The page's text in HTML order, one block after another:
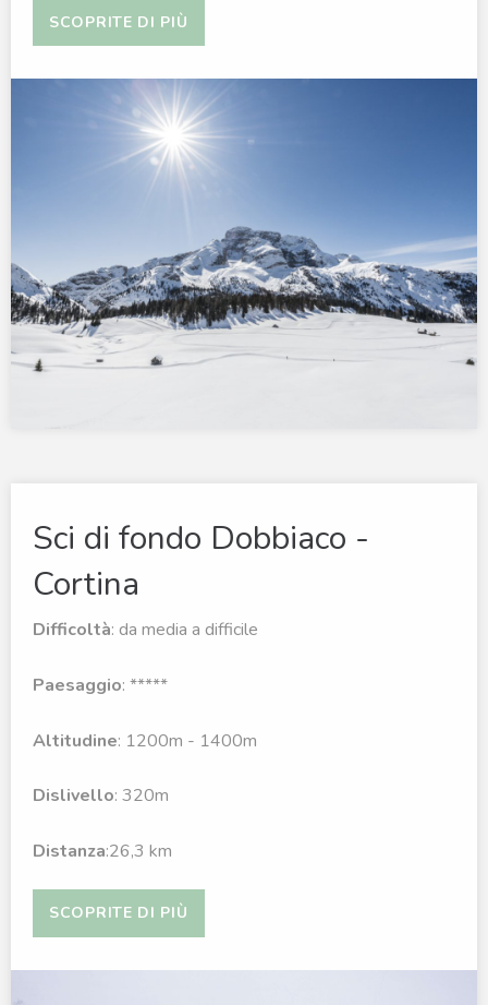
SCOPRITE DI PIÙ
Sci di fondo Dobbiaco -
Cortina
Difficoltà: da media a difficile
Paesaggio: *****
Altitudine: 1200m - 1400m
Dislivello: 320m
Distanza:26,3 km
SCOPRITE DI PIÙ